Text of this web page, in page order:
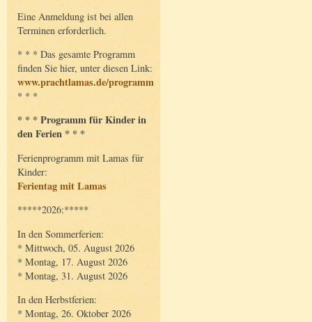
Eine Anmeldung ist bei allen
Terminen erforderlich.
* * * Das gesamte Programm
finden Sie hier, unter diesen Link:
www.prachtlamas.de/programm
* * *
* * * Programm für Kinder in
den Ferien * * *
Ferienprogramm mit Lamas für
Kinder:
Ferientag mit Lamas
*****2026:*****
In den Sommerferien:
* Mittwoch, 05. August 2026
* Montag, 17. August 2026
* Montag, 31. August 2026
In den Herbstferien:
* Montag, 26. Oktober 2026